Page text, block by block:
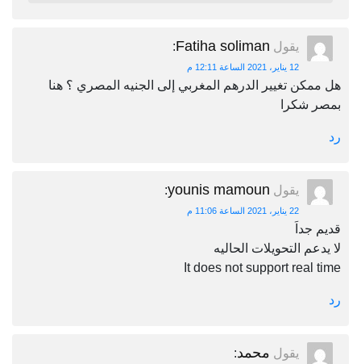
يقول Fatiha soliman
:
12 يناير، 2021 الساعة 12:11 م
هل ممكن تغيير الدرهم المغربي إلى الجنيه المصري ؟ هنا
بمصر شكرا
رد
يقول younis mamoun
:
22 يناير، 2021 الساعة 11:06 م
قديم جداَ
لا يدعم التحويلات الحاليه
It does not support real time
رد
يقول محمد: